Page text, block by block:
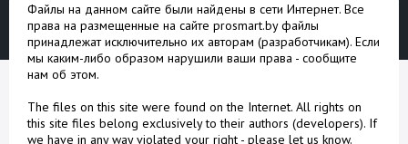
Файлы на данном сайте были найдены в сети Интернет. Все
права на размещенные на сайте prosmart.by файлы
принадлежат исключительно их авторам (разработчикам). Если
мы каким-либо образом нарушили ваши права - сообщите
нам об этом.
The files on this site were found on the Internet. All rights on
this site files belong exclusively to their authors (developers). If
we have in any way violated your right - please let us know.